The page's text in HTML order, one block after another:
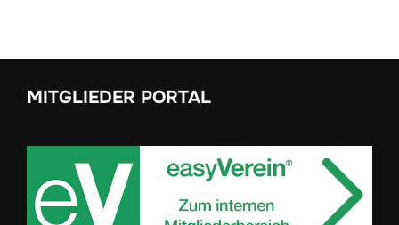
MITGLIEDER PORTAL